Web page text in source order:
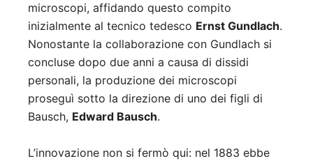
microscopi, affidando questo compito
inizialmente al tecnico tedesco Ernst Gundlach.
Nonostante la collaborazione con Gundlach si
concluse dopo due anni a causa di dissidi
personali, la produzione dei microscopi
proseguì sotto la direzione di uno dei figli di
Bausch, Edward Bausch.
L’innovazione non si fermò qui: nel 1883 ebbe